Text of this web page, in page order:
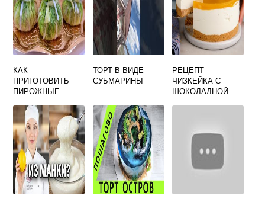
КАК
ПРИГОТОВИТЬ
ПИРОЖНЫЕ
ТОРТ В ВИДЕ
СУБМАРИНЫ
РЕЦЕПТ
ЧИЗКЕЙКА С
ШОКОЛАДНОЙ